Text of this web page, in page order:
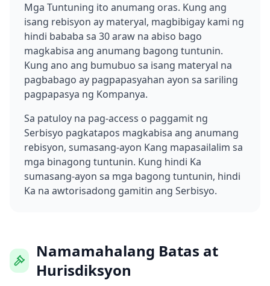
Mga Tuntuning ito anumang oras. Kung ang
isang rebisyon ay materyal, magbibigay kami ng
hindi bababa sa 30 araw na abiso bago
magkabisa ang anumang bagong tuntunin.
Kung ano ang bumubuo sa isang materyal na
pagbabago ay pagpapasyahan ayon sa sariling
pagpapasya ng Kompanya.
Sa patuloy na pag-access o paggamit ng
Serbisyo pagkatapos magkabisa ang anumang
rebisyon, sumasang-ayon Kang mapasailalim sa
mga binagong tuntunin. Kung hindi Ka
sumasang-ayon sa mga bagong tuntunin, hindi
Ka na awtorisadong gamitin ang Serbisyo.
Namamahalang Batas at
Hurisdiksyon